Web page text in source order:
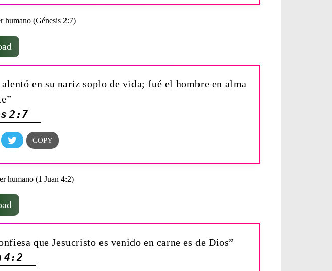
en su nariz soplo de vida; fué el hombre en alma
2:7
que Jesucristo es venido en carne es de Dios”
4:2